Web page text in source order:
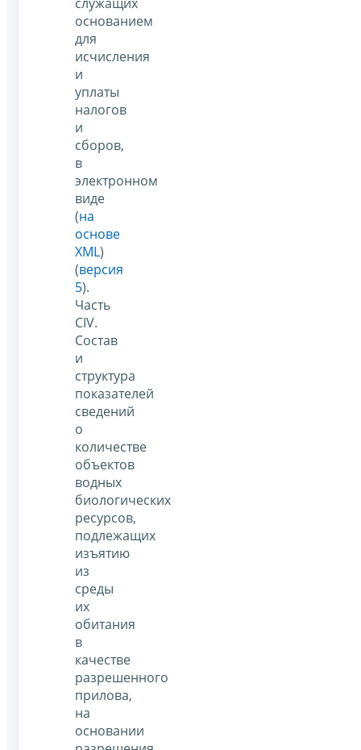
основанием
для
исчисления
и
уплаты
налогов
и
сборов,
в
электронном
виде
(на
основе
XML)
(версия
5).
Часть
CIV.
Состав
и
структура
показателей
сведений
о
количестве
объектов
водных
биологических
ресурсов,
подлежащих
изъятию
из
среды
их
обитания
в
качестве
разрешенного
прилова,
на
основании